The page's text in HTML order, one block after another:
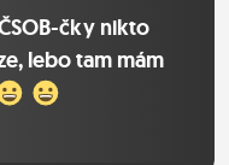
čky nikto
lebo tam mám